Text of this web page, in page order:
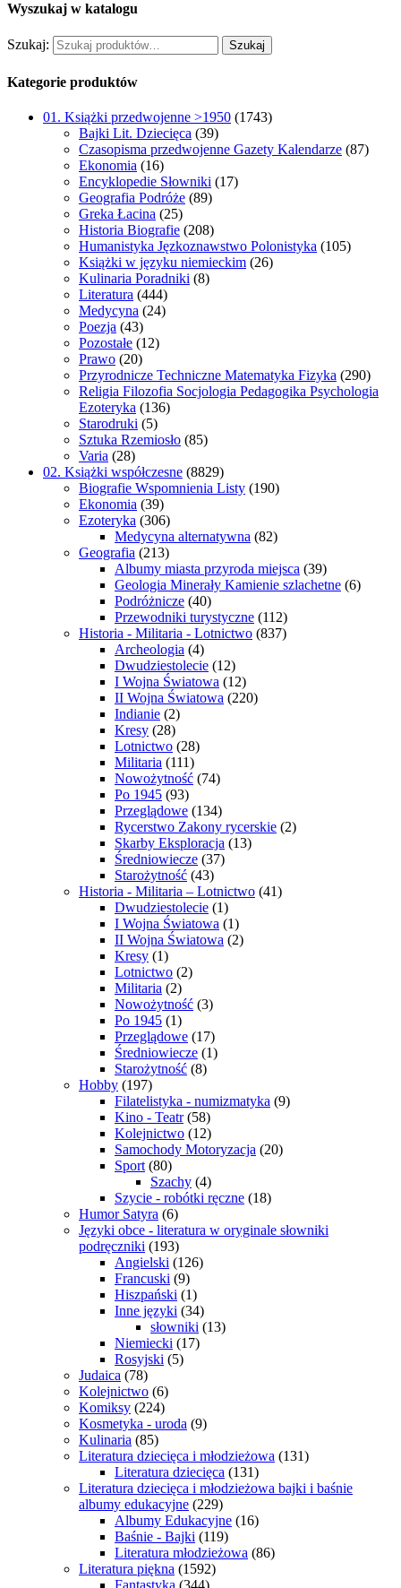
Wyszukaj w katalogu
Szukaj: Szukaj
Kategorie produktów
01. Książki przedwojenne >1950 (1743)
Bajki Lit. Dziecięca (39)
Czasopisma przedwojenne Gazety Kalendarze (87)
Ekonomia (16)
Encyklopedie Słowniki (17)
Geografia Podróże (89)
Greka Łacina (25)
Historia Biografie (208)
Humanistyka Jęzkoznawstwo Polonistyka (105)
Książki w języku niemieckim (26)
Kulinaria Poradniki (8)
Literatura (444)
Medycyna (24)
Poezja (43)
Pozostałe (12)
Prawo (20)
Przyrodnicze Techniczne Matematyka Fizyka (290)
Religia Filozofia Socjologia Pedagogika Psychologia
Ezoteryka (136)
Starodruki (5)
Sztuka Rzemiosło (85)
Varia (28)
02. Książki współczesne (8829)
Biografie Wspomnienia Listy (190)
Ekonomia (39)
Ezoteryka (306)
Medycyna alternatywna (82)
Geografia (213)
Albumy miasta przyroda miejsca (39)
Geologia Minerały Kamienie szlachetne (6)
Podróżnicze (40)
Przewodniki turystyczne (112)
Historia - Militaria - Lotnictwo (837)
Archeologia (4)
Dwudziestolecie (12)
I Wojna Światowa (12)
II Wojna Światowa (220)
Indianie (2)
Kresy (28)
Lotnictwo (28)
Militaria (111)
Nowożytność (74)
Po 1945 (93)
Przeglądowe (134)
Rycerstwo Zakony rycerskie (2)
Skarby Eksploracja (13)
Średniowiecze (37)
Starożytność (43)
Historia - Militaria – Lotnictwo (41)
Dwudziestolecie (1)
I Wojna Światowa (1)
II Wojna Światowa (2)
Kresy (1)
Lotnictwo (2)
Militaria (2)
Nowożytność (3)
Po 1945 (1)
Przeglądowe (17)
Średniowiecze (1)
Starożytność (8)
Hobby (197)
Filatelistyka - numizmatyka (9)
Kino - Teatr (58)
Kolejnictwo (12)
Samochody Motoryzacja (20)
Sport (80)
Szachy (4)
Szycie - robótki ręczne (18)
Humor Satyra (6)
Języki obce - literatura w oryginale słowniki
podręczniki (193)
Angielski (126)
Francuski (9)
Hiszpański (1)
Inne języki (34)
słowniki (13)
Niemiecki (17)
Rosyjski (5)
Judaica (78)
Kolejnictwo (6)
Komiksy (224)
Kosmetyka - uroda (9)
Kulinaria (85)
Literatura dziecięca i młodzieżowa (131)
Literatura dziecięca (131)
Literatura dziecięca i młodzieżowa bajki i baśnie
albumy edukacyjne (229)
Albumy Edukacyjne (16)
Baśnie - Bajki (119)
Literatura młodzieżowa (86)
Literatura piękna (1592)
Fantastyka (344)